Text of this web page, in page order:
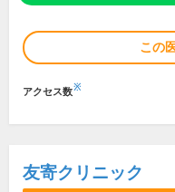
この
アクセス数※
友寄クリニック